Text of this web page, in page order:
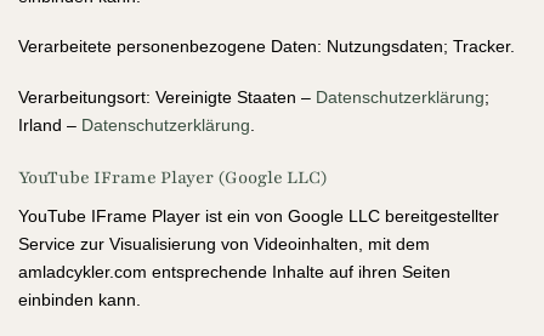
Verarbeitete personenbezogene Daten: Nutzungsdaten; Tracker.
Verarbeitungsort: Vereinigte Staaten – Datenschutzerklärung;
Irland – Datenschutzerklärung.
YouTube IFrame Player (Google LLC)
YouTube IFrame Player ist ein von Google LLC bereitgestellter
Service zur Visualisierung von Videoinhalten, mit dem
amladcykler.com entsprechende Inhalte auf ihren Seiten
einbinden kann.